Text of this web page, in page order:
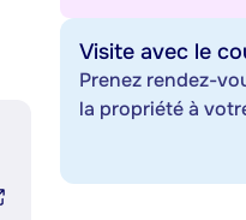
Visite avec le
Prenez rendez-
la propriété à